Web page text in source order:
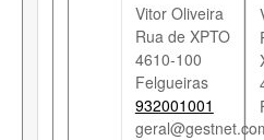
Vitor Oliveira
Rua de XPTO
4610-100
Felgueiras
932001001